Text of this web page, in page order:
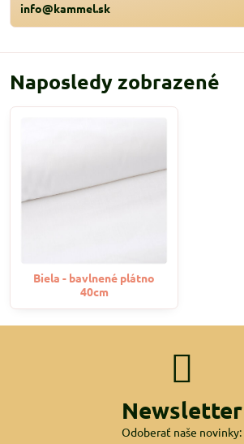
info@kammel.sk
Naposledy zobrazené
Biela - bavlnené plátno
40cm
Newsletter
Odoberať naše novinky: